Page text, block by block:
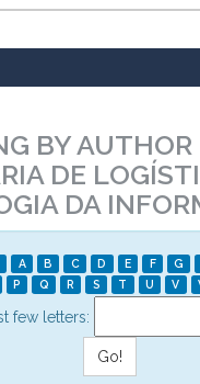
BY AUTHOR
DE
DA
A B C D E F G
P Q R S T U V
few letters: